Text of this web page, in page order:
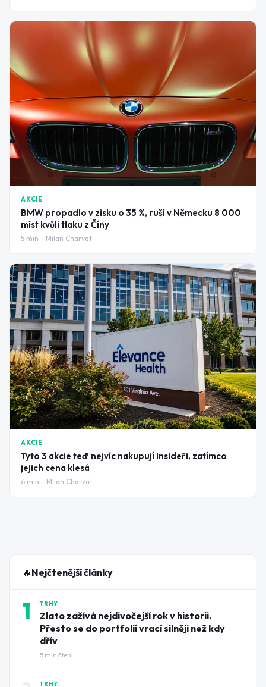
AKCIE
BMW propadlo v zisku o 35 %, ruší v Německu 8 000
míst kvůli tlaku z Číny
5 min - Milan Charvat
AKCIE
Tyto 3 akcie teď nejvíc nakupují insideři, zatímco
jejich cena klesá
6 min - Milan Charvat
🔥 Nejčtenější články
1 TRHY
Zlato zažívá nejdivočejší rok v historii.
Přesto se do portfolií vrací silněji než kdy
dřív
5 min čtení
TRHY